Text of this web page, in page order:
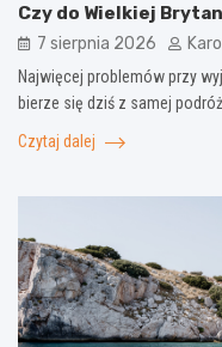
Czy do Wielkiej
7 sierpnia 2026
Najwięcej problemów przy
bierze się dziś z samej
Czytaj dalej